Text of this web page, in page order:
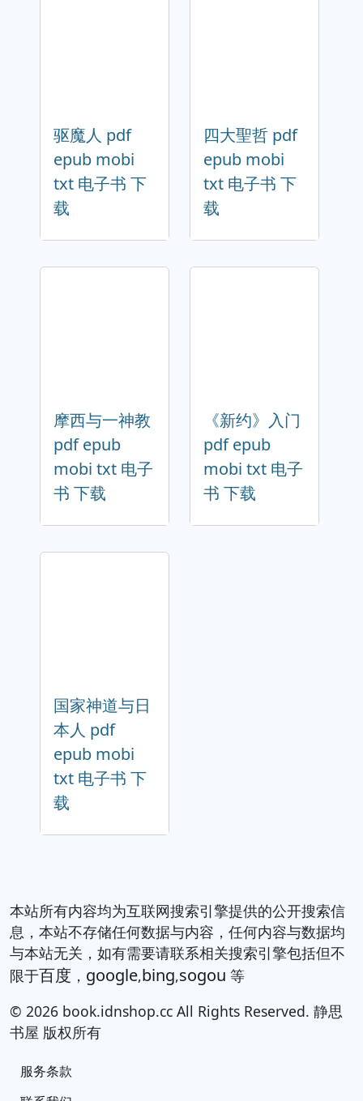
驱魔人 pdf
epub mobi
txt 电子书 下
载
四大聖哲 pdf
epub mobi
txt 电子书 下
载
摩西与一神教
pdf epub
mobi txt 电子
书 下载
《新约》入门
pdf epub
mobi txt 电子
书 下载
国家神道与日
本人 pdf
epub mobi
txt 电子书 下
载
本站所有内容均为互联网搜索引擎提供的公开搜索信
息，本站不存储任何数据与内容，任何内容与数据均
与本站无关，如有需要请联系相关搜索引擎包括但不
限于百度 ， google,bing,sogou 等
© 2026 book.idnshop.cc All Rights Reserved. 静思
书屋 版权所有
服务条款